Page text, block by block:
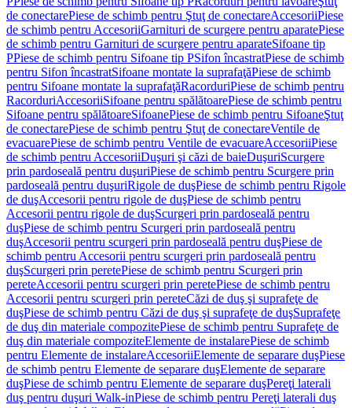
de conectarePiese de schimb pentru Ştuţ de conectareAccesoriiPiese
de schimb pentru AccesoriiGarnituri de scurgere pentru aparatePiese
de schimb pentru Garnituri de scurgere pentru aparateSifoane tip
PPiese de schimb pentru Sifoane tip PSifon încastratPiese de schimb
pentru Sifon încastratSifoane montate la suprafaţăPiese de schimb
pentru Sifoane montate la suprafaţăRacorduriPiese de schimb pentru
RacorduriAccesoriiSifoane pentru spălătoarePiese de schimb pentru
Sifoane pentru spălătoareSifoanePiese de schimb pentru SifoaneŞtuţ
de conectarePiese de schimb pentru Ştuţ de conectareVentile de
evacuarePiese de schimb pentru Ventile de evacuareAccesoriiPiese
de schimb pentru AccesoriiDuşuri şi căzi de baieDuşuriScurgere
prin pardoseală pentru duşuriPiese de schimb pentru Scurgere prin
pardoseală pentru duşuriRigole de duşPiese de schimb pentru Rigole
de duşAccesorii pentru rigole de duşPiese de schimb pentru
Accesorii pentru rigole de duşScurgeri prin pardoseală pentru
duşPiese de schimb pentru Scurgeri prin pardoseală pentru
duşAccesorii pentru scurgeri prin pardoseală pentru duşPiese de
schimb pentru Accesorii pentru scurgeri prin pardoseală pentru
duşScurgeri prin peretePiese de schimb pentru Scurgeri prin
pereteAccesorii pentru scurgeri prin peretePiese de schimb pentru
Accesorii pentru scurgeri prin pereteCăzi de duş şi suprafeţe de
duşPiese de schimb pentru Căzi de duş şi suprafeţe de duşSuprafeţe
de duş din materiale compozitePiese de schimb pentru Suprafeţe de
duş din materiale compoziteElemente de instalarePiese de schimb
pentru Elemente de instalareAccesoriiElemente de separare duşPiese
de schimb pentru Elemente de separare duşElemente de separare
duşPiese de schimb pentru Elemente de separare duşPereţi laterali
duş pentru duşuri Walk-inPiese de schimb pentru Pereţi laterali duş